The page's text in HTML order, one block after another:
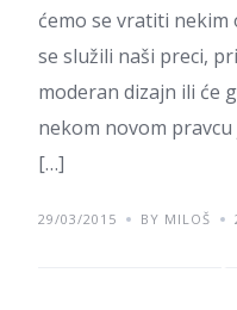
ćemo se vratiti nekim
se služili naši preci,
moderan dizajn ili će
nekom novom
[…]
29/03/2015 BY MILOŠ